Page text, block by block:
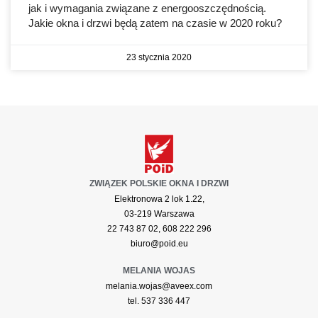
jak i wymagania związane z energooszczędnością.
Jakie okna i drzwi będą zatem na czasie w 2020 roku?
23 stycznia 2020
ZWIĄZEK POLSKIE OKNA I DRZWI
Elektronowa 2 lok 1.22,
03-219 Warszawa
22 743 87 02, 608 222 296
biuro@poid.eu
MELANIA WOJAS
melania.wojas@aveex.com
tel. 537 336 447